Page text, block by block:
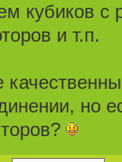
кубиков
и т.п.
но